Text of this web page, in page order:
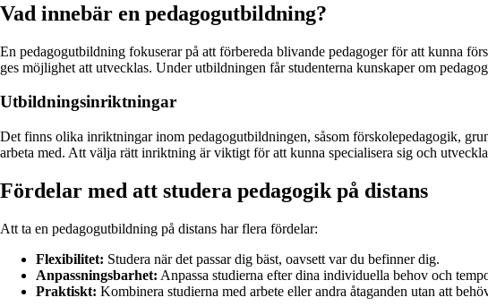
Vad innebär en pedagogutbildning?
En pedagogutbildning fokuserar på att förbereda blivande pedagoger för att kunna
ges möjlighet att utvecklas. Under utbildningen får studenterna kunskaper om
Utbildningsinriktningar
Det finns olika inriktningar inom pedagogutbildningen, såsom förskolepedagogik,
arbeta med. Att välja rätt inriktning är viktigt för att kunna specialisera sig och
Fördelar med att studera pedagogik på distans
Att ta en pedagogutbildning på distans har flera fördelar:
Flexibilitet: Studera när det passar dig bäst, oavsett var du befinner dig.
Anpassningsbarhet: Anpassa studierna efter dina individuella behov och
Praktiskt: Kombinera studierna med arbete eller andra åtaganden utan att